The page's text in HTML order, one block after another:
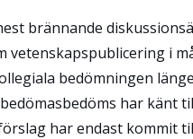
brännande
vetenskapspublicering i
bedömningen
har känt
har endast kommit